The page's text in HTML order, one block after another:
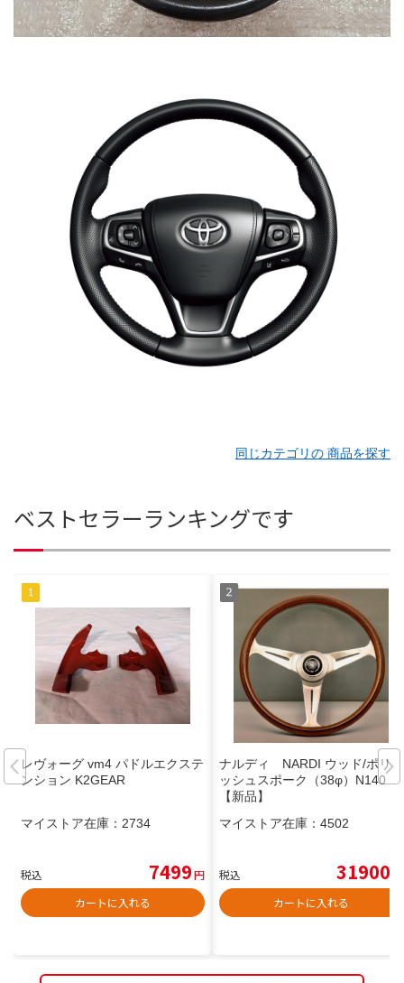
同じカテゴリの 商品を探す
ベストセラーランキングです
レヴォーグ vm4 パドルエクステ
ンション K2GEAR
マイストア在庫： 2734
税込 7499円
カートに入れる
ナルディ NARDI ウッド/ポリ
ッシュスポーク（38φ）N140
【新品】
マイストア在庫： 4502
税込 31900
カートに入れる